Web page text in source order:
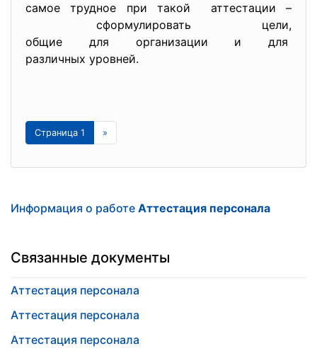
самое трудное при такой аттестации –
сформулировать цели,
общие для организации и для
различных уровней.
Страница 1 »
Информация о работе Аттестация персонала
Связанные документы
Аттестация персонала
Аттестация персонала
Аттестация персонала